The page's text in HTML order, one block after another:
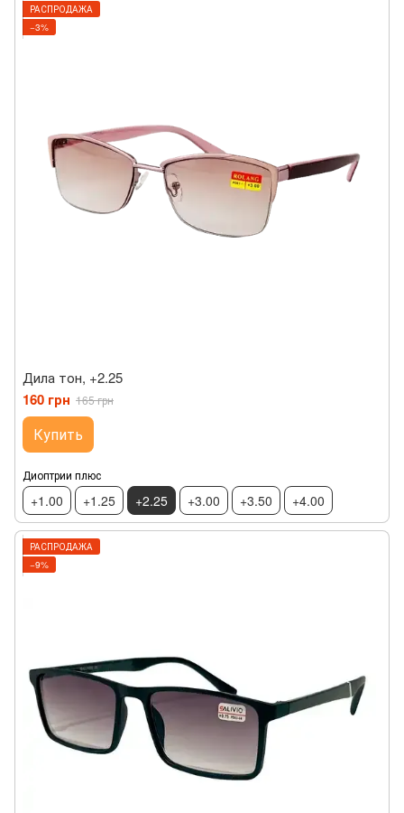
РАСПРОДАЖА
−3%
Дила тон, +2.25
160 грн 165 грн
Купить
Диоптрии плюс
+1.00 +1.25 +2.25 +3.00 +3.50 +4.00
РАСПРОДАЖА
−9%